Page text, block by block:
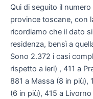
Qui di seguito il
province toscane, con
ricordiamo che il dato
residenza, bensì a
Sono 2.372 i casi
rispetto a ieri) , 411 a
881 a Massa (8 in più),
(6 in più), 415 a